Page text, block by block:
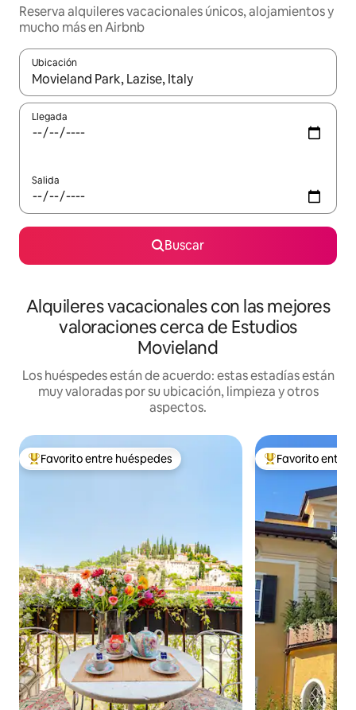
Reserva alquileres vacacionales únicos, alojamientos y
mucho más en Airbnb
Ubicación
Cuando los resultados estén disponibles, navega con las
Llegada
Salida
Buscar
Alquileres vacacionales con las mejores
valoraciones cerca de Estudios
Movieland
Los huéspedes están de acuerdo: estas estadías están
muy valoradas por su ubicación, limpieza y otros
aspectos.
Favorito entre huéspedes preferido
Favorito entre huéspedes Favorito entre
Favorito entre